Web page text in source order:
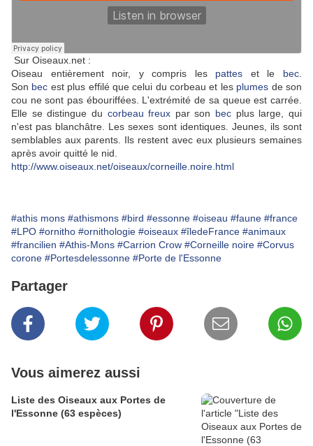
Sur Oiseaux.net :
Oiseau entièrement noir, y compris les pattes et le bec
Son bec est plus effilé que celui du corbeau et les plumes de son
cou ne sont pas ébouriffées. L'extrémité de sa queue est carrée.
Elle se distingue du corbeau freux par son bec plus large, qui
n'est pas blanchâtre. Les sexes sont identiques. Jeunes, ils sont
semblables aux parents. Ils restent avec eux plusieurs semaines
après avoir quitté le nid.
http://www.oiseaux.net/oiseaux/corneille.noire.html
#athis mons #athismons #bird #essonne #oiseau #faune #france
#LPO #ornitho #ornithologie #oiseaux #îledeFrance #animaux
#francilien #Athis-Mons #Carrion Crow #Corneille noire #Corvus
corone #Portesdelessonne #Porte de l'Essonne
Partager
Vous aimerez aussi
Liste des Oiseaux aux Portes de
l'Essonne (63 espèces)